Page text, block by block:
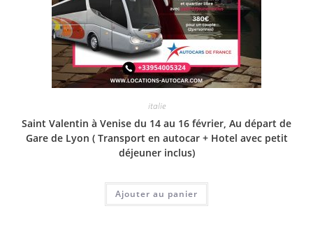
italie
Saint Valentin à Venise du 14 au 16 février, Au départ de
Gare de Lyon ( Transport en autocar + Hotel avec petit
déjeuner inclus)
Ajouter au panier